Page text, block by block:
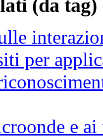
(da tag)
per
e ai